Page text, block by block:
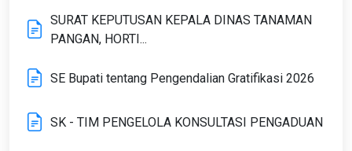
SURAT KEPUTUSAN KEPALA DINAS TANAMAN
PANGAN, HORTI...
SE Bupati tentang Pengendalian Gratifikasi 2026
SK - TIM PENGELOLA KONSULTASI PENGADUAN